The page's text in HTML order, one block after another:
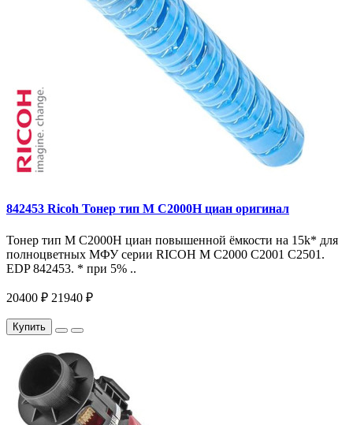
842453 Ricoh Тонер тип M C2000H циан оригинал
Тонер тип M C2000H циан повышенной ёмкости на 15k* для
полноцветных МФУ серии RICOH M C2000 C2001 C2501.
EDP 842453. * при 5% ..
20400 ₽ 21940 ₽
Купить